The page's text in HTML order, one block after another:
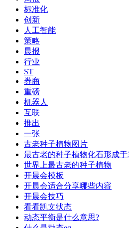
标准化
创新
人工智能
策略
晨报
行业
ST
券商
重磅
机器人
互联
推出
一张
古老种子植物图片
最古老的种子植物化石形成
世界上最古老的种子植物
开晨会模板
开晨会适合分享哪些内容
开晨会技巧
看看凯文状态
动态平衡是什么意思?